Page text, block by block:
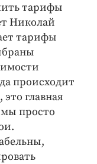
тарифы
Николай
тарифы
происходит
главная
просто